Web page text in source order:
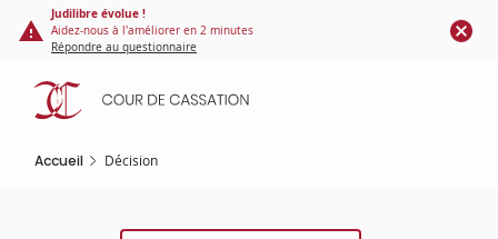
Panneau de gestion des cookies
contenu
principal
Judilibre évolue !
Aidez-nous à l'améliorer en 2 minutes
Répondre au questionnaire
Accueil Décision